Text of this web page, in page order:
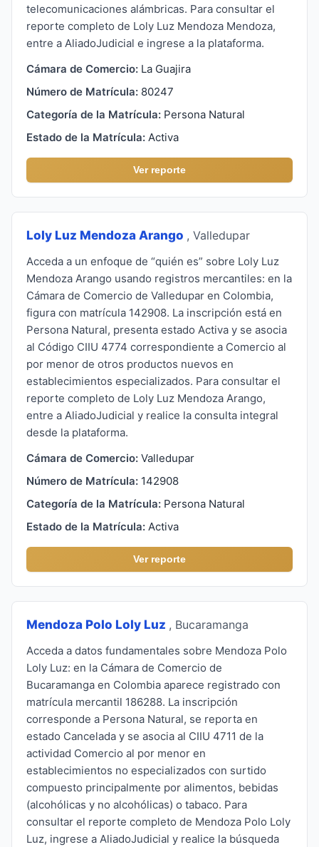
telecomunicaciones alámbricas. Para consultar el
reporte completo de Loly Luz Mendoza Mendoza,
entre a AliadoJudicial e ingrese a la plataforma.
Cámara de Comercio: La Guajira
Número de Matrícula: 80247
Categoría de la Matrícula: Persona Natural
Estado de la Matrícula: Activa
Ver reporte
Loly Luz Mendoza Arango , Valledupar
Acceda a un enfoque de “quién es” sobre Loly Luz
Mendoza Arango usando registros mercantiles: en la
Cámara de Comercio de Valledupar en Colombia,
figura con matrícula 142908. La inscripción está en
Persona Natural, presenta estado Activa y se asocia
al Código CIIU 4774 correspondiente a Comercio al
por menor de otros productos nuevos en
establecimientos especializados. Para consultar el
reporte completo de Loly Luz Mendoza Arango,
entre a AliadoJudicial y realice la consulta integral
desde la plataforma.
Cámara de Comercio: Valledupar
Número de Matrícula: 142908
Categoría de la Matrícula: Persona Natural
Estado de la Matrícula: Activa
Ver reporte
Mendoza Polo Loly Luz , Bucaramanga
Acceda a datos fundamentales sobre Mendoza Polo
Loly Luz: en la Cámara de Comercio de
Bucaramanga en Colombia aparece registrado con
matrícula mercantil 186288. La inscripción
corresponde a Persona Natural, se reporta en
estado Cancelada y se asocia al CIIU 4711 de la
actividad Comercio al por menor en
establecimientos no especializados con surtido
compuesto principalmente por alimentos, bebidas
(alcohólicas y no alcohólicas) o tabaco. Para
consultar el reporte completo de Mendoza Polo Loly
Luz, ingrese a AliadoJudicial y realice la búsqueda